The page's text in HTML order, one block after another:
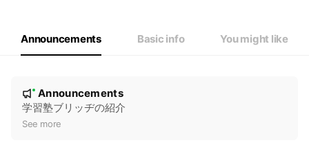
日・祝日は休業日ですが、体験授業・面談は行っています。
Announcements Basic info You might like
New
Announcements
学習塾ブリッヂの紹介
See more